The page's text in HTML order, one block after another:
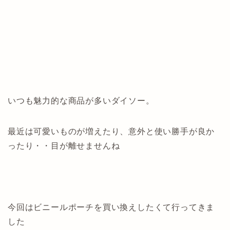
いつも魅力的な商品が多いダイソー。
最近は可愛いものが増えたり、意外と使い勝手が良か
ったり・・目が離せませんね
今回はビニールポーチを買い換えしたくて行ってきま
した